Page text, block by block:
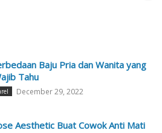
Baju Pria dan Wanita yang
Tahu
December 29, 2022
Aesthetic Buat Cowok Anti Mati